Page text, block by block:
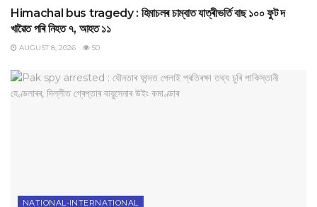
Himachal bus tragedy : হিমাচলৰ চাম্বাত যাত্ৰীভৰ্তি বাছ ১০০ ফুট দ
খাৱৈত পৰি নিহত ৭, আহত ১১
AUGUST 8, 2026 50
NATIONAL-INTERNATIONAL